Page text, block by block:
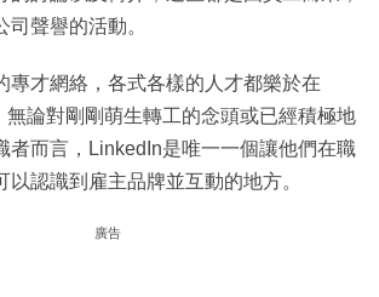
聲譽的活動。
專才網絡，各式各樣的人才都樂於在
無論對剛剛萌生轉工的念頭或已經積極地
者而言，LinkedIn是唯一一個讓他們在職
以認識到雇主品牌並互動的地方。
廣告